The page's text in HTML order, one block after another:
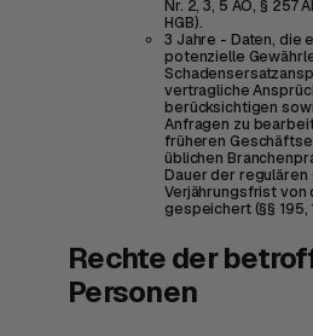
Nr. 2, 3, 5 AO, § 257
HGB).
3 Jahre - Daten, die
potenzielle
vertragliche
berücksichtigen
Anfragen zu
früheren
üblichen
Dauer der
Verjährungsfrist von
gespeichert (§§ 195,
Rechte der
Personen